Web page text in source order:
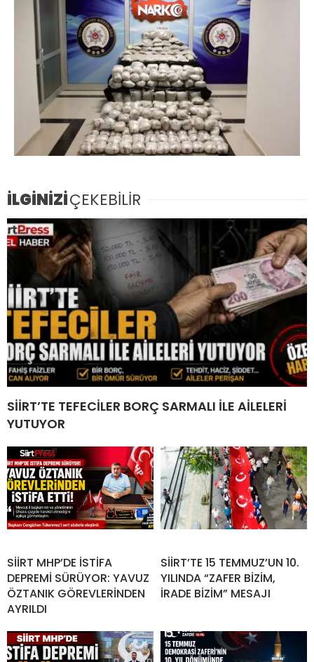
İLGİNİZİÇEKEBİLİR
SİİRT’TE TEFECİLER BORÇ SARMALI İLE AİLELERİ
YUTUYOR
SİİRT MHP’DE İSTİFA
DEPREMİ SÜRÜYOR: YAVUZ
ÖZTANIK GÖREVLERİNDEN
AYRILDI
SİİRT’TE 15 TEMMUZ’UN 10.
YILINDA “ZAFER BİZİM,
İRADE BİZİM” MESAJI